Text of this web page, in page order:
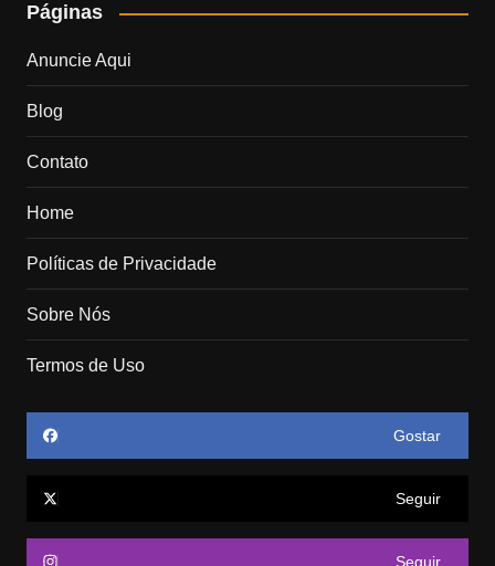
Páginas
Anuncie Aqui
Blog
Contato
Home
Políticas de Privacidade
Sobre Nós
Termos de Uso
Gostar
Seguir
Seguir